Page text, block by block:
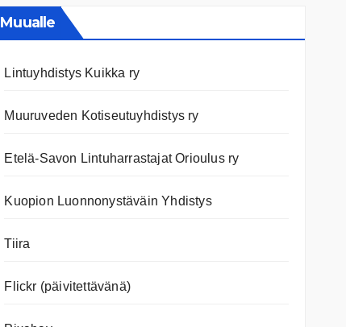
nettilähteitä
Muualle
Lintuyhdistys Kuikka ry
Muuruveden Kotiseutuyhdistys ry
Etelä-Savon Lintuharrastajat Orioulus ry
Kuopion Luonnonystäväin Yhdistys
Tiira
Flickr (päivitettävänä)